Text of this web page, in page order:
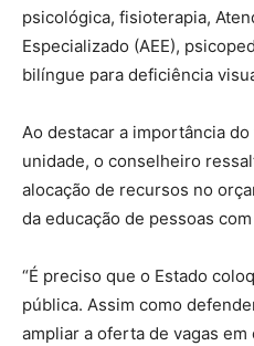
psicológica, fisioterapia,
Especializado (AEE),
bilíngue para deficiência
Ao destacar a importância
unidade, o conselheiro
alocação de recursos no
da educação de pessoas
“É preciso que o Estado
pública. Assim como
ampliar a oferta de vagas em